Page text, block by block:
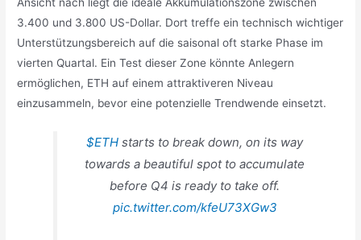
3.400 und 3.800 US-Dollar. Dort treffe ein technisch wichtiger
Unterstützungsbereich auf die saisonal oft starke Phase im
vierten Quartal. Ein Test dieser Zone könnte Anlegern
ermöglichen, ETH auf einem attraktiveren Niveau
einzusammeln, bevor eine potenzielle Trendwende einsetzt.
$ETH starts to break down, on its way
towards a beautiful spot to accumulate
before Q4 is ready to take off.
pic.twitter.com/kfeU73XGw3